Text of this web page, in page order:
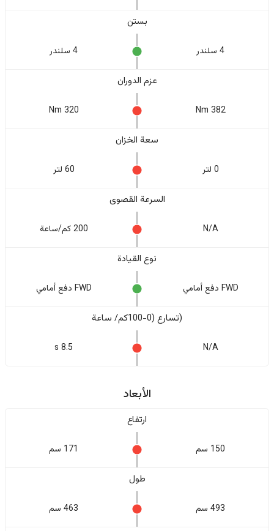
بستن
4 سلندر 4 سلندر
عزم الدوران
382 Nm
320 Nm
سعة الخزان
0 لتر 60 لتر
السرعة القصوى
N/A 200 كم/ساعة
نوع القيادة
FWD دفع أمامي FWD دفع أمامي
(تسارع (0-100كم/ ساعة
N/A
8.5 s
الأبعاد
ارتفاع
150 سم 171 سم
طول
493 سم 463 سم